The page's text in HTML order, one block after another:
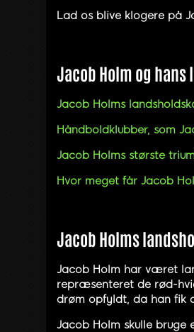
Lad os blive klogere på
Jacob Holm og
Jacob Holms
Håndboldklubber, som
Jacob Holms største
Hvor meget får Jacob
Jacob Holms
Jacob Holm har været
repræsenteret de rød-
drøm opfyldt, da han fik
Jacob Holm skulle